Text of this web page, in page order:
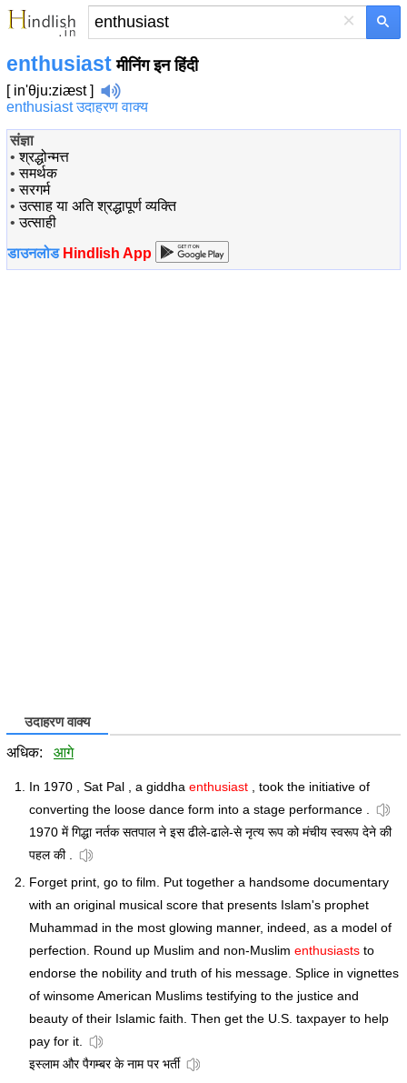
×
enthusiast मीनिंग इन हिंदी
[ in'θju:ziæst ]
enthusiast उदाहरण वाक्य
संज्ञा
•श्रद्धोन्मत्त
•समर्थक
•सरगर्म
•उत्साह या अति श्रद्धापूर्ण व्यक्ति
•उत्साही
डाउनलोड Hindlish App
उदाहरण वाक्य
अधिक: आगे
In 1970 , Sat Pal , a giddha enthusiast , took the initiative of
converting the loose dance form into a stage performance .
1970 में गिद्धा नर्तक सतपाल ने इस ढीले-ढाले-से नृत्य रूप को मंचीय स्वरूप देने की
पहल की .
Forget print, go to film. Put together a handsome documentary
with an original musical score that presents Islam's prophet
Muhammad in the most glowing manner, indeed, as a model of
perfection. Round up Muslim and non-Muslim enthusiasts to
endorse the nobility and truth of his message. Splice in vignettes
of winsome American Muslims testifying to the justice and
beauty of their Islamic faith. Then get the U.S. taxpayer to help
pay for it.
इस्लाम और पैगम्बर के नाम पर भर्ती